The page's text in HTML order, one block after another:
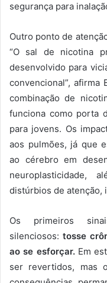
segurança para
Outro ponto de
“O sal de nicotina
desenvolvido para
convencional”, afirma
combinação de
funciona como porta
para jovens. Os
aos pulmões, já que
ao cérebro em
neuroplasticidade,
distúrbios de atenção,
Os primeiros
silenciosos: tosse
ao se esforçar.Em
ser revertidos, mas